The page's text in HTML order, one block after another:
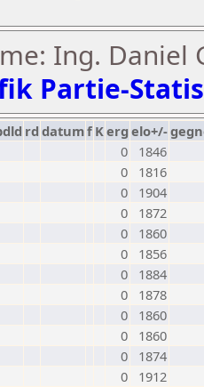
Ing. Daniel
Partie-
rd datumf Kerg elo+/-
0
1846
0
1816
0
1904
0
1872
0
1860
0
1856
0
1884
0
1878
0
1860
0
1860
0
1874
0
1912